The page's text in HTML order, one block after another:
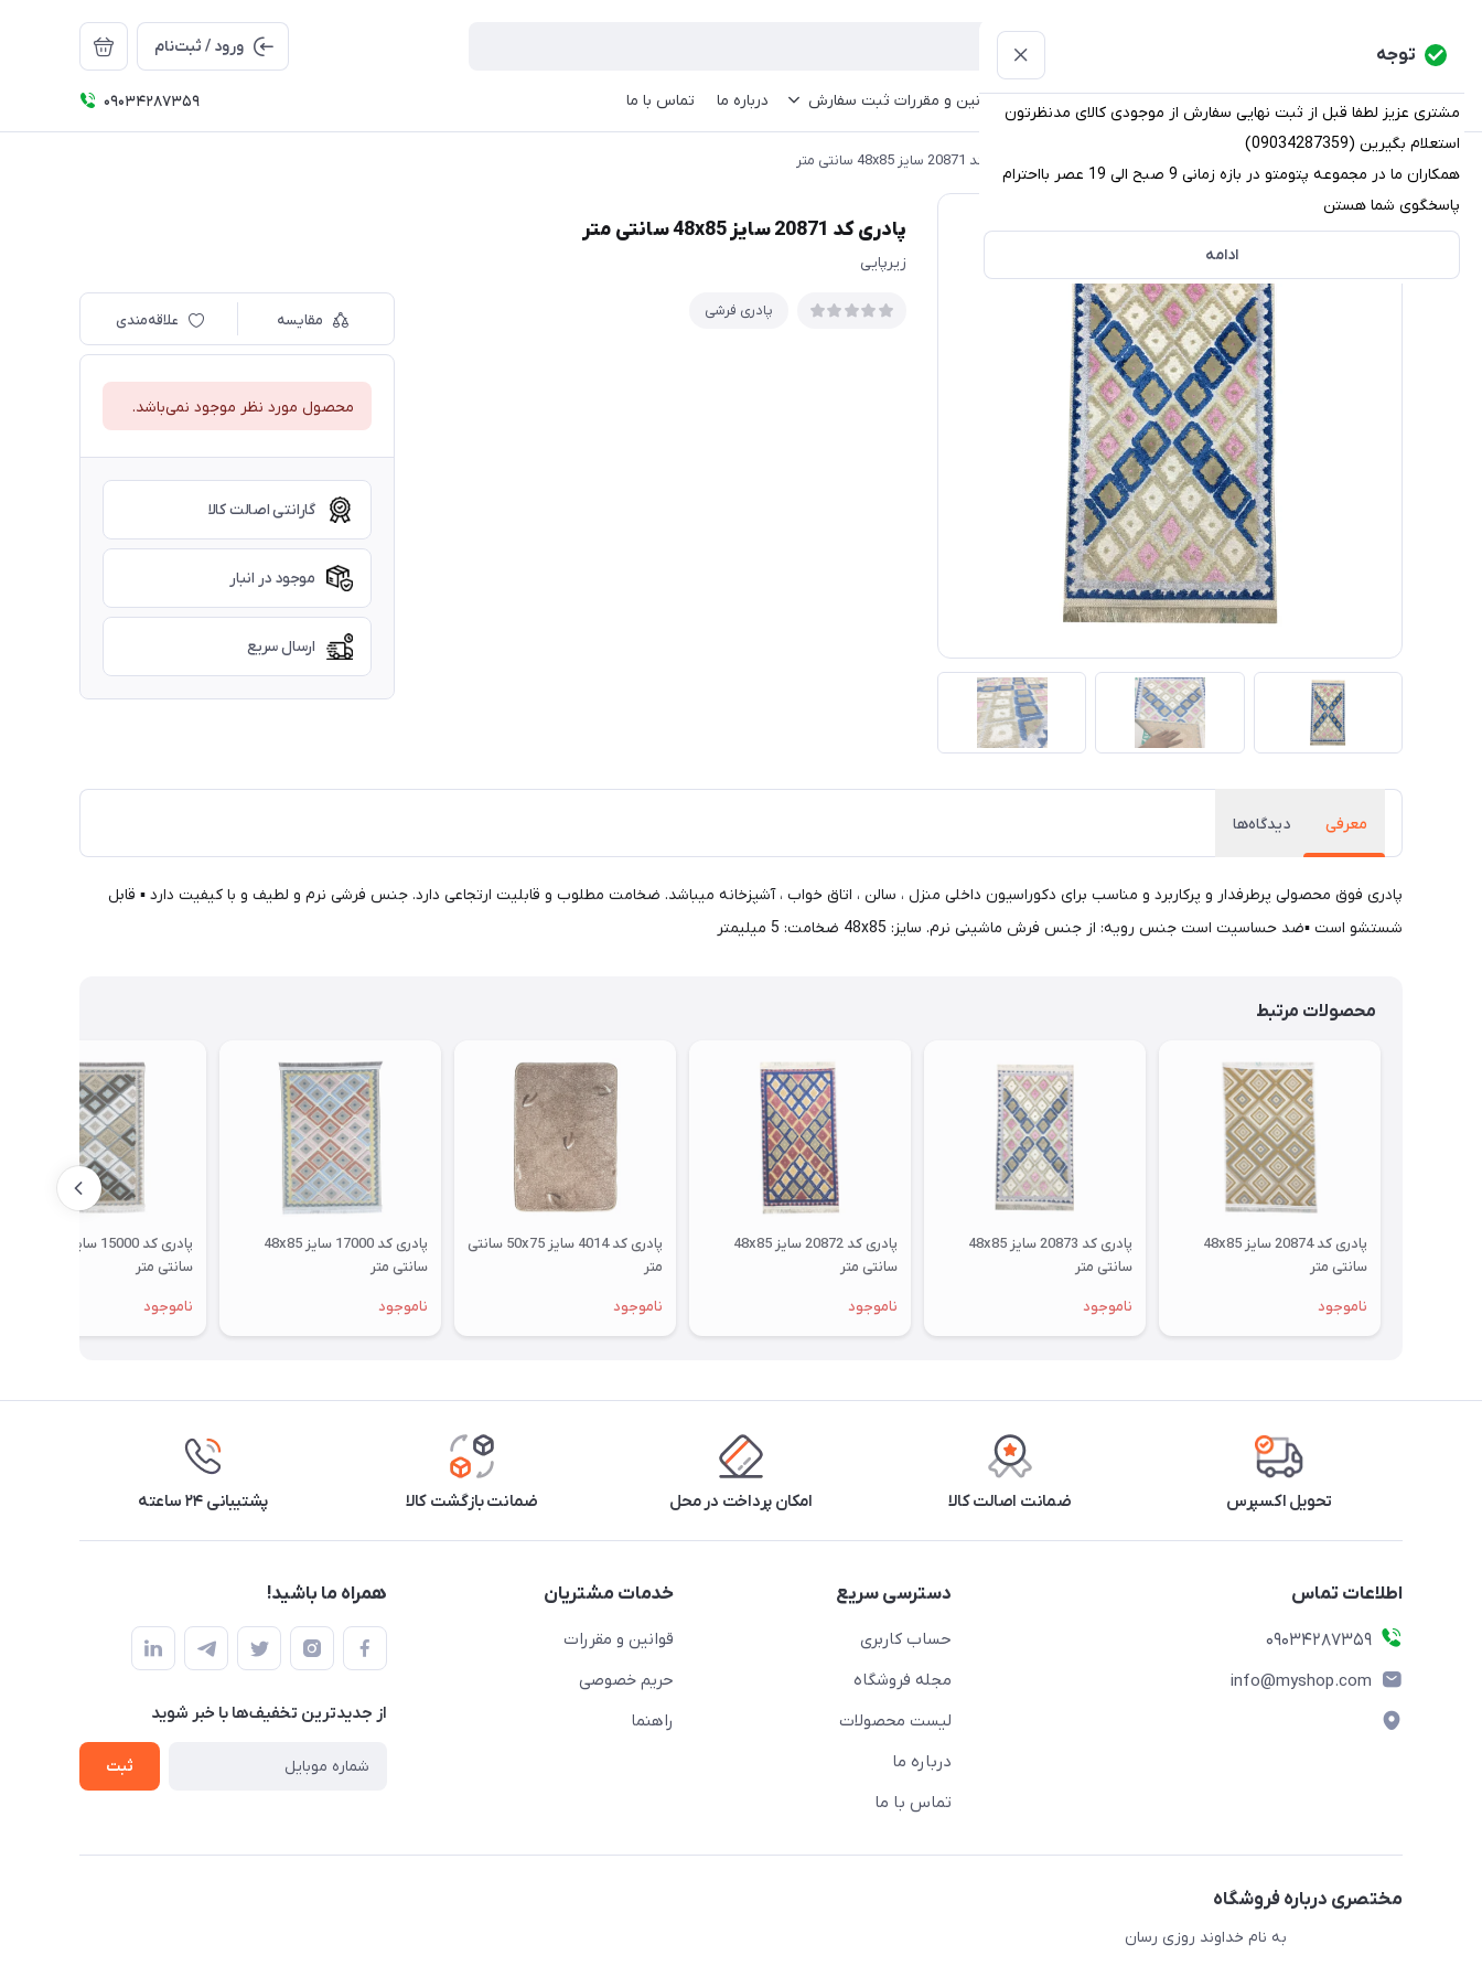
توجه
مشتری عزیز لطفا قبل از ثبت نهایی سفارش از موجودی کالای مدنظرتون
استعلام بگیرین (09034287359)
همکاران ما در مجموعه پتومتو در بازه زمانی 9 صبح الی 19 عصر بااحترام
پاسخگوی شما هستن
ادامه
ورود / ثبت‌نام
دسته‌بندی کالاها خانه دسته بندی محصولات قوانین و مقررات ثبت سفارش درباره ما تماس با ما 09034287359
پادری کد 20871 سایز 48x85 سانتی متر
پادری کد 20871 سایز 48x85 سانتی متر
زیرپایی
پادری فرشی
مقایسه علاقه‌مندی
محصول مورد نظر موجود نمی‌باشد.
گارانتی اصالت کالا
موجود در انبار
ارسال سریع
معرفی دیدگاه‌ها
پادری فوق محصولی پرطرفدار و پرکاربرد و مناسب برای دکوراسیون داخلی منزل ، سالن ، اتاق خواب ، آشپزخانه میباشد. ضخامت مطلوب و قابلیت ارتجاعی دارد. جنس فرشی نرم و لطیف و با کیفیت دارد ▪ قابل
شستشو است ▪ضد حساسیت است جنس رویه: از جنس فرش ماشینی نرم. سایز: 48x85 ضخامت: 5 میلیمتر
محصولات مرتبط
پادری کد 20874 سایز 48x85
سانتی متر
ناموجود
پادری کد 20873 سایز 48x85
سانتی متر
ناموجود
پادری کد 20872 سایز 48x85
سانتی متر
ناموجود
پادری کد 4014 سایز 50x75 سانتی
متر
ناموجود
پادری کد 17000 سایز 48x85
سانتی متر
ناموجود
سانتی متر
ناموجود
تحویل اکسپرس ضمانت اصالت کالا امکان پرداخت در محل ضمانت بازگشت کالا پشتیبانی ۲۴ ساعته
اطلاعات تماس
09034287359
info@myshop.com
دسترسی سریع
حساب کاربری
مجله فروشگاه
لیست محصولات
درباره ما
تماس با ما
خدمات مشتریان
قوانین و مقررات
حریم خصوصی
راهنما
همراه ما باشید!
از جدید‌ترین تخفیف‌ها با‌ خبر شوید
ثبت
مختصری درباره فروشگاه
به نام خداوند روزی رسان